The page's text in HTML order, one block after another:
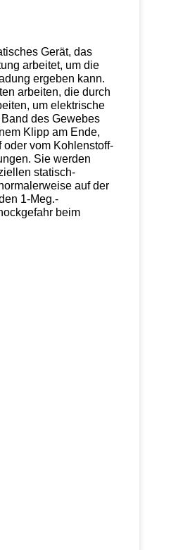
Gerät, das
arbeitet, um die
ergeben kann.
arbeiten, die durch
um elektrische
des Gewebes
Klipp am Ende,
vom Kohlenstoff-
Sie werden
statisch-
auf der
1-Meg.-
beim